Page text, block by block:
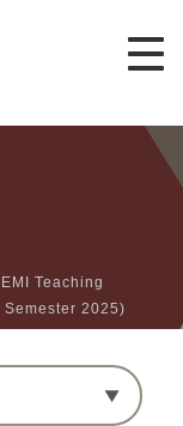
Teaching
2025)